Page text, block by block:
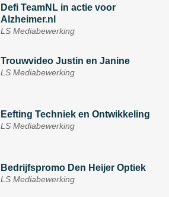
Defi TeamNL in actie voor
Alzheimer.nl
LS Mediabewerking
Trouwvideo Justin en Janine
LS Mediabewerking
Eefting Techniek en Ontwikkeling
LS Mediabewerking
Bedrijfspromo Den Heijer Optiek
LS Mediabewerking